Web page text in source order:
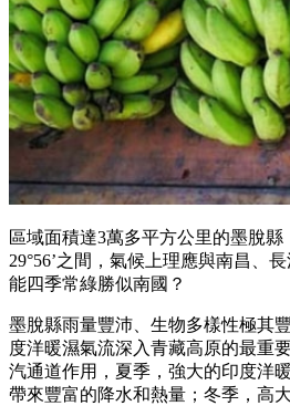
區域面積達3萬多平方公里的墨脫縣
29°56’之間，氣候上理應與南昌、
能四季常綠勝似南國？
墨脫縣雨量豐沛、生物多樣性極其
度洋暖濕氣流深入青藏高原的最重
汽通道作用，夏季，強大的印度洋
帶來豐富的降水和熱量；冬季，高